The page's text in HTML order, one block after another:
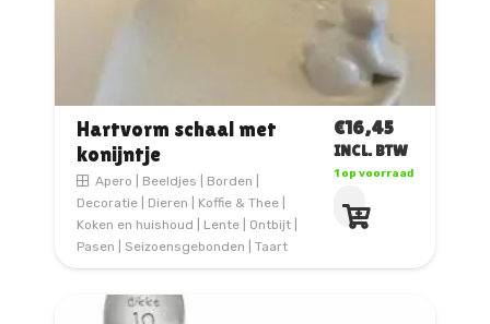
Hartvorm schaal met
konijntje
Apero Beeldjes Borden
Decoratie
Dieren Koffie & Thee
Koken en huishoud
Lente Ontbijt
Pasen
Seizoensgebonden Taart
€16,45
INCL. BTW
1 op voorraad